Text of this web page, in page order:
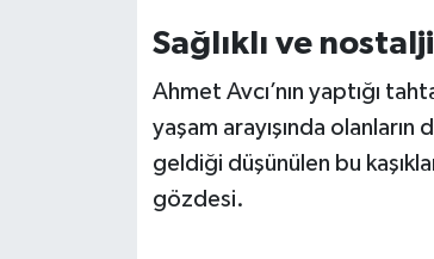
Sağlıklı ve
Ahmet Avcı’nın yaptığı
yaşam arayışında olanların
geldiği düşünülen bu
gözdesi.